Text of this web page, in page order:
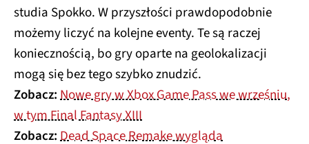
studia Spokko. W przyszłości prawdopodobnie
możemy liczyć na kolejne eventy. Te są raczej
koniecznością, bo gry oparte na geolokalizacji
mogą się bez tego szybko znudzić.
Zobacz: Nowe gry w Xbox Game Pass we wrześniu,
w tym Final Fantasy XIII
Zobacz: Dead Space Remake wygląda